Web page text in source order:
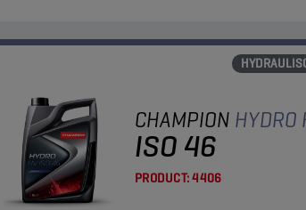
CHAMPION HYDRO
ISO 46
PRODUCT:4406